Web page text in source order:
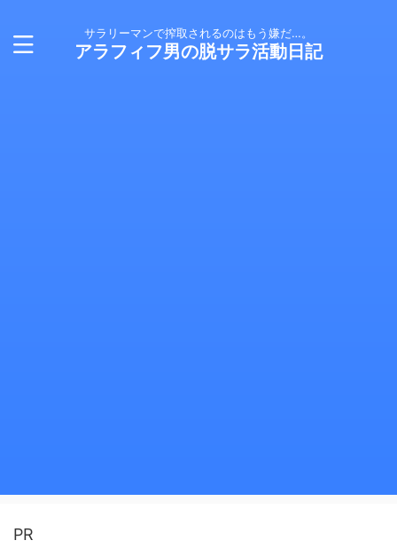
サラリーマンで搾取されるのはもう嫌だ…。
アラフィフ男の脱サラ活動日記
PR